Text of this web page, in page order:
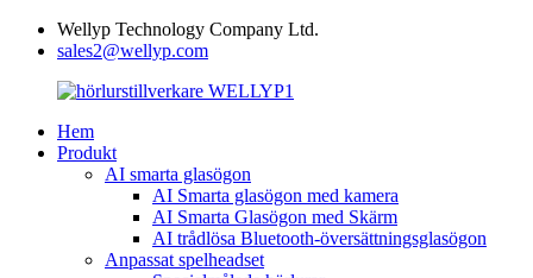
Wellyp Technology Company Ltd.
sales2@wellyp.com
Hem
Produkt
AI smarta glasögon
AI Smarta glasögon med kamera
AI Smarta Glasögon med Skärm
AI trådlösa Bluetooth-översättningsglasögon
Anpassat spelheadset